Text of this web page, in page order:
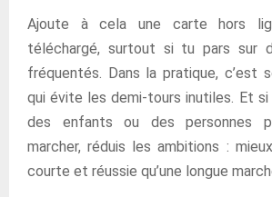
Ajoute à cela une carte hors
téléchargé, surtout si tu pars sur
fréquentés. Dans la pratique, c’est
qui évite les demi-tours inutiles. Et
des enfants ou des personnes
marcher, réduis les ambitions :
courte et réussie qu’une longue